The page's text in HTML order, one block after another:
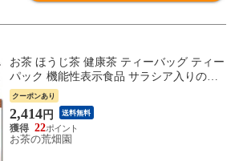
お茶 ほうじ茶 健康茶 ティーバッグ ティー
パック 機能性表示食品 サラシア入りのほ
うじ茶 3g×30包
クーポンあり
2,414円 送料無料
22
お茶の荒畑園